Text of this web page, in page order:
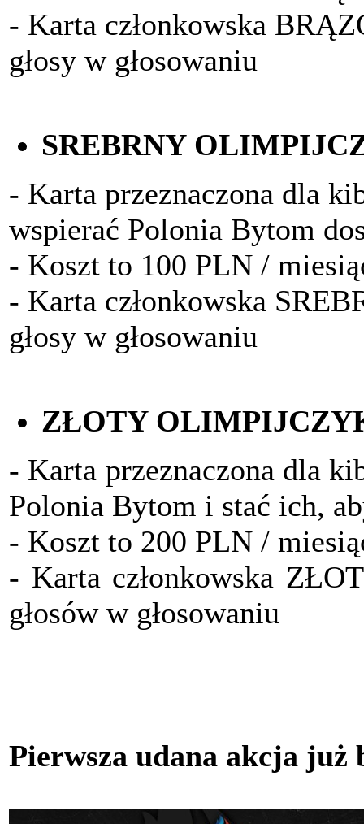
- Karta członkowska
głosy w głosowaniu
SREBRNY
- Karta przeznaczona dla
wspierać Polonia Bytom
- Koszt to 100 PLN /
- Karta członkowska
głosy w głosowaniu
ZŁOTY
- Karta przeznaczona dla
Polonia Bytom i stać ich,
- Koszt to 200 PLN /
- Karta członkowska
głosów w głosowaniu
Pierwsza udana akcja już